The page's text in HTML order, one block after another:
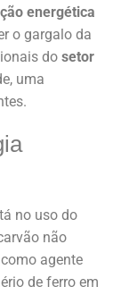
energética
o gargalo da
do setor
uma
no uso do
não
agente
de ferro em